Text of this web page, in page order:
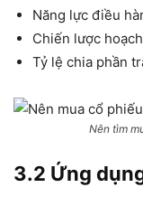
Năng lực điều
Chiến lược
Tỷ lệ chia phần
Nên tìm
3.2 Ứng